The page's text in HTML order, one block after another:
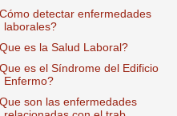
detectar enfermedades
laborales?
es la Salud Laboral?
es el Síndrome del Edificio
Enfermo?
son las enfermedades